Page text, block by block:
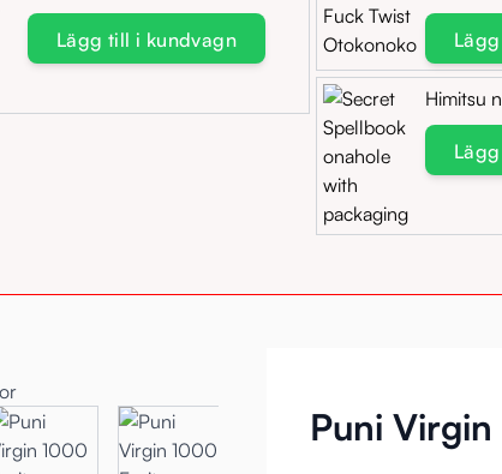
Lägg till i kundvagn
Himitsu
Puni